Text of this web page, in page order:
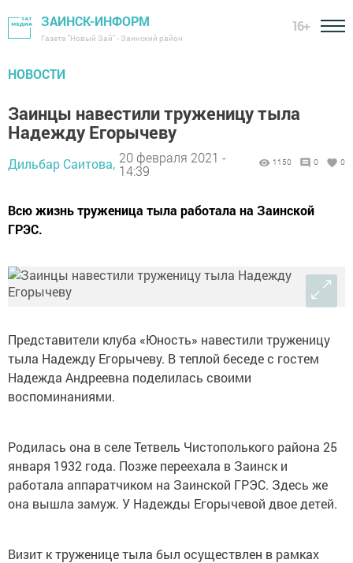
ЗАИНСК-ИНФОРМ
Газета "Новый Зай" - Заинский район
16+
НОВОСТИ
Заинцы навестили труженицу тыла
Надежду Егорычеву
Дильбар Саитова, 20 февраля 2021 -
14:39
1150 0 0
Всю жизнь труженица тыла работала на Заинской
ГРЭС.
Представители клуба «Юность» навестили труженицу
тыла Надежду Егорычеву. В теплой беседе с гостем
Надежда Андреевна поделилась своими
воспоминаниями.
Родилась она в селе Тетвель Чистополького района 25
января 1932 года. Позже переехала в Заинск и
работала аппаратчиком на Заинской ГРЭС. Здесь же
она вышла замуж. У Надежды Егорычевой двое детей.
Визит к труженице тыла был осуществлен в рамках